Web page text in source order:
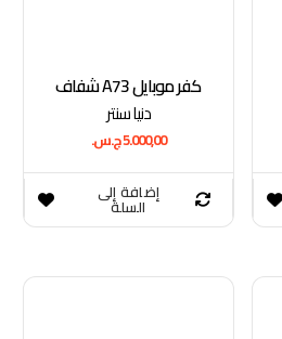
كفر موبايل A73 شفاف
دنيا سنتر
5.000,00ج.س.
إضافة إلى
السلة